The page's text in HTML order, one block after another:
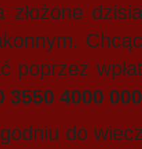
złożone
poprzez
3550 4000
do